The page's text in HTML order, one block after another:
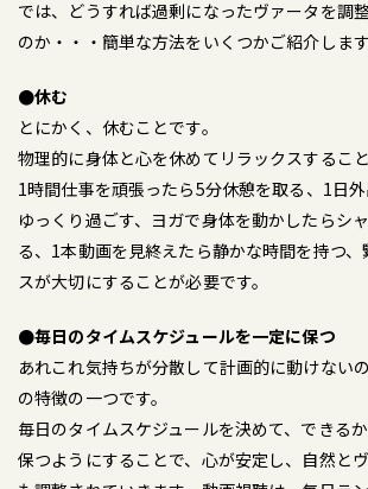
では、どうすれば過剰になったヴァータを調
のか・・・簡単な方法をいくつかご紹介します
●休む
とにかく、休むことです。
物理的に身体と心を休めてリラックスすること
1時間仕事を頑張ったら5分休憩を取る、1日
ゆっくり過ごす、ヨガで身体を動かしたらシ
る、1本動画を見終えたら静かな時間を持つ
スが大切にすることが必要です。
●毎日のタイムスケジュールを一定に保つ
あれこれ気持ちが分散して計画的に動けない
の特徴の一つです。
毎日のタイムスケジュールを決めて、できる
保つようにすることで、心が安定し、自然と